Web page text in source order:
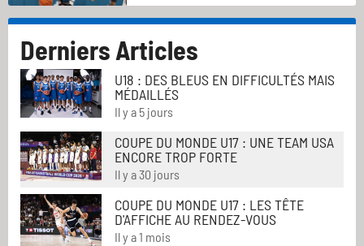
Derniers Articles
U18 : DES BLEUS EN DIFFICULTÉS MAIS
MÉDAILLÉS
Il y a 5 jours
COUPE DU MONDE U17 : UNE TEAM USA
ENCORE TROP FORTE
Il y a 30 jours
COUPE DU MONDE U17 : LES TÊTE
D'AFFICHE AU RENDEZ-VOUS
Il y a 1 mois